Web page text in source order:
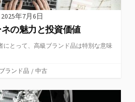
2025年7月6日
の魅力と投資価値
にとって、高級ブランド品は特別な意味
ブランド品 / 中古